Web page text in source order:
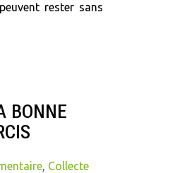
rester sans
BONNE
, Collecte